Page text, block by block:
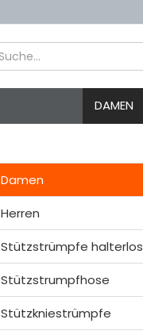
DAMEN
Damen
Herren
Stützstrümpfe halterlos
Stützstrumpfhose
Stützkniestrümpfe